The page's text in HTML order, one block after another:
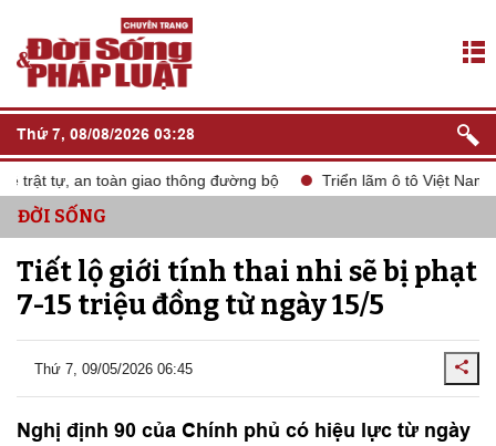
Thứ 7, 08/08/2026 03:28
tự, an toàn giao thông đường bộ Triển lãm ô tô Việt Nam
ĐỜI SỐNG
Tiết lộ giới tính thai nhi sẽ bị phạt
7-15 triệu đồng từ ngày 15/5
Thứ 7, 09/05/2026 06:45
Nghị định 90 của Chính phủ có hiệu lực từ ngày